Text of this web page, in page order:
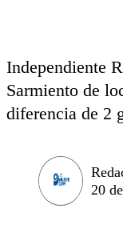
Independiente
Sarmiento de
diferencia de 2
20